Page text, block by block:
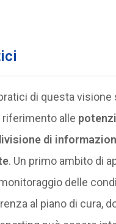
di questa visione
alle
di
. Un primo ambito di
delle
al piano di cura,